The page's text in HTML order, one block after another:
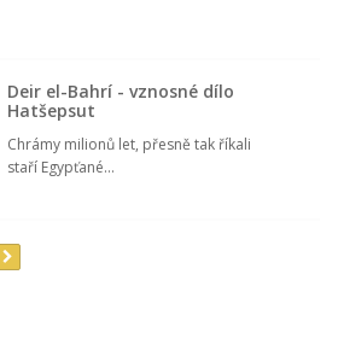
Deir el-Bahrí - vznosné dílo
Hatšepsut
Chrámy milionů let, přesně tak říkali
staří Egypťané...